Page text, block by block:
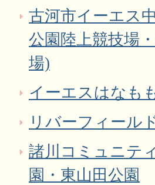
古河市イーエス
公園陸上競技場
場)
イーエスはなも
リバーフィール
諸川コミュニテ
園・東山田公園